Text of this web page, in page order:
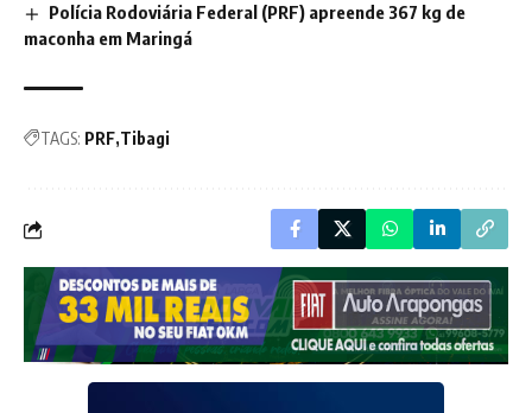
Polícia Rodoviária Federal (PRF) apreende 367 kg de
maconha em Maringá
TAGS: PRF Tibagi